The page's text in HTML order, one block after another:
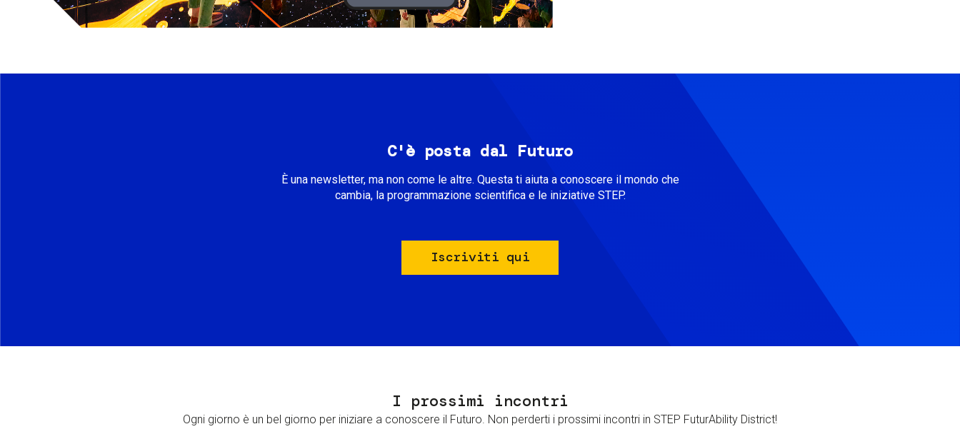
C'è posta dal Futuro
È una newsletter, ma non come le altre. Questa ti aiuta a conoscere il mondo che
cambia, la programmazione scientifica e le iniziative STEP.
Iscriviti qui
I prossimi incontri
Ogni giorno è un bel giorno per iniziare a conoscere il Futuro. Non perderti i prossimi incontri in STEP FuturAbility District!